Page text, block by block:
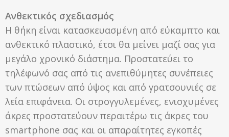
Ανθεκτικός σχεδιασμός
Η θήκη είναι κατασκευασμένη από εύκαμπτο και
ανθεκτικό πλαστικό, έτσι θα μείνει μαζί σας για
μεγάλο χρονικό διάστημα. Προστατεύει το
τηλέφωνό σας από τις ανεπιθύμητες συνέπειες
των πτώσεων από ύψος και από γρατσουνιές σε
λεία επιφάνεια. Οι στρογγυλεμένες, ενισχυμένες
άκρες προστατεύουν περαιτέρω τις άκρες του
smartphone σας και οι απαραίτητες εγκοπές